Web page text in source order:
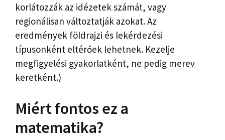
korlátozzák az idézetek számát, vagy
regionálisan változtatják azokat. Az
eredmények földrajzi és lekérdezési
típusonként eltérőek lehetnek. Kezelje
megfigyelési gyakorlatként, ne pedig merev
keretként.)
Miért fontos ez a
matematika?